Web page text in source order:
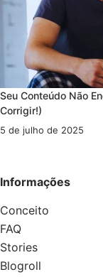
Seu Conteúdo Não
Corrigir!)
5 de julho de 2025
Informações
Conceito
FAQ
Stories
Blogroll